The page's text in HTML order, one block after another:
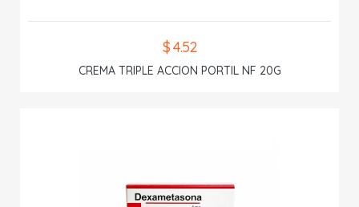
$ 4.52
CREMA TRIPLE ACCION PORTIL NF 20G